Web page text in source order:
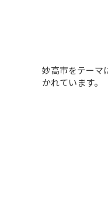
妙高市をテーマ
かれています。